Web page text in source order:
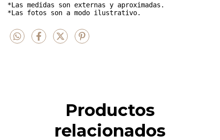
*Las medidas son externas y aproximadas.
*Las fotos son a modo ilustrativo.
Productos
relacionados